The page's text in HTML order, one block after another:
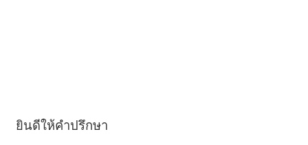
ยินดีให้คำปรึกษา